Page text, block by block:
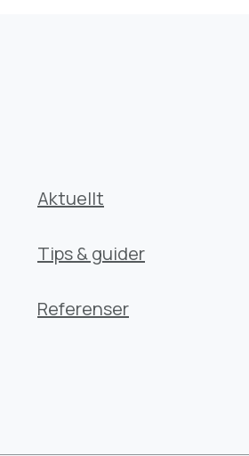
Aktuellt
Tips & guider
Referenser